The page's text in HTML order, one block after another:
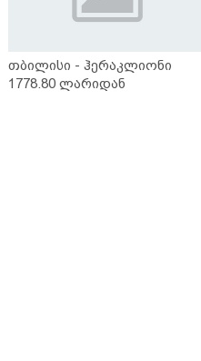
თბილისი - ჰერაკლიონი
1778.80 ლარიდან